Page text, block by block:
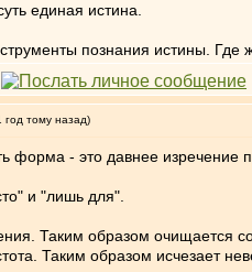
единая истина.
познания истины. Где
тому назад)
форма - это давнее изречение
и "лишь для".
Таким образом очищается
Таким образом исчезает